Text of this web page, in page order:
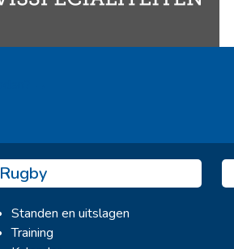
Rugby
Standen en uitslagen
Training